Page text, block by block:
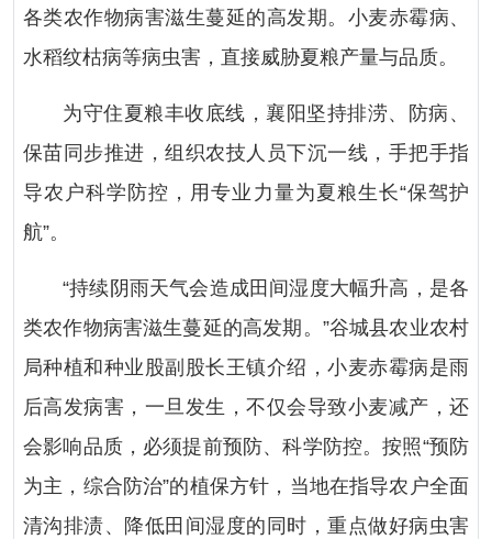
各类农作物病害滋生蔓延的高发期。小麦赤霉病、
水稻纹枯病等病虫害，直接威胁夏粮产量与品质。
为守住夏粮丰收底线，襄阳坚持排涝、防病、
保苗同步推进，组织农技人员下沉一线，手把手指
导农户科学防控，用专业力量为夏粮生长“保驾护
航”。
“持续阴雨天气会造成田间湿度大幅升高，是各
类农作物病害滋生蔓延的高发期。”谷城县农业农村
局种植和种业股副股长王镇介绍，小麦赤霉病是雨
后高发病害，一旦发生，不仅会导致小麦减产，还
会影响品质，必须提前预防、科学防控。按照“预防
为主，综合防治”的植保方针，当地在指导农户全面
清沟排渍、降低田间湿度的同时，重点做好病虫害